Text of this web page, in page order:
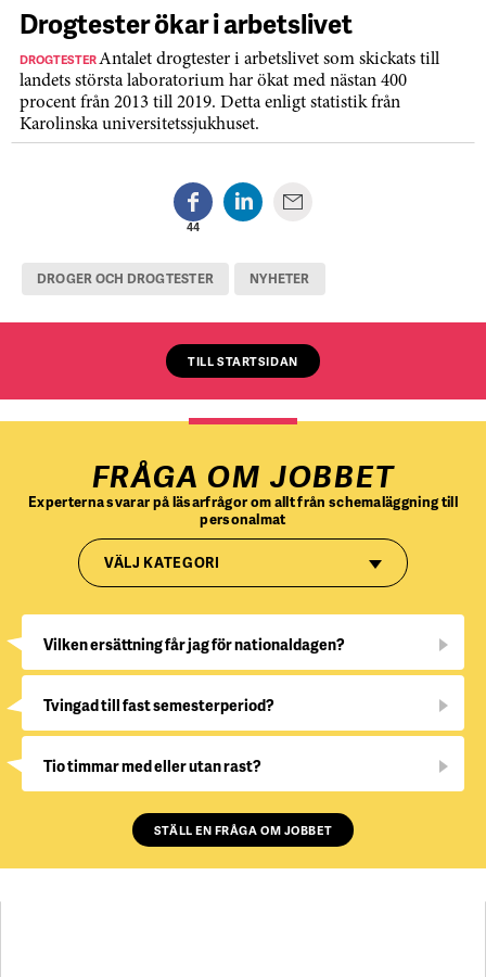
Drogtester ökar i arbetslivet
DROGTESTERAntalet drogtester i arbetslivet som skickats till
landets största laboratorium har ökat med nästan 400
procent från 2013 till 2019. Detta enligt statistik från
Karolinska universitetssjukhuset.
44
DROGER OCH DROGTESTER NYHETER
TILL STARTSIDAN
FRÅGA OM JOBBET
Experterna svarar på läsarfrågor om allt från schemaläggning till
personalmat
VÄLJ KATEGORI
Vilken ersättning får jag för nationaldagen?
Tvingad till fast semesterperiod?
Tio timmar med eller utan rast?
STÄLL EN FRÅGA OM JOBBET